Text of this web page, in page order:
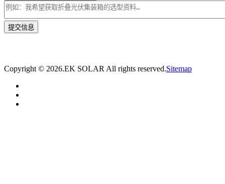
Copyright © 2026.EK SOLAR All rights reserved.Sitemap